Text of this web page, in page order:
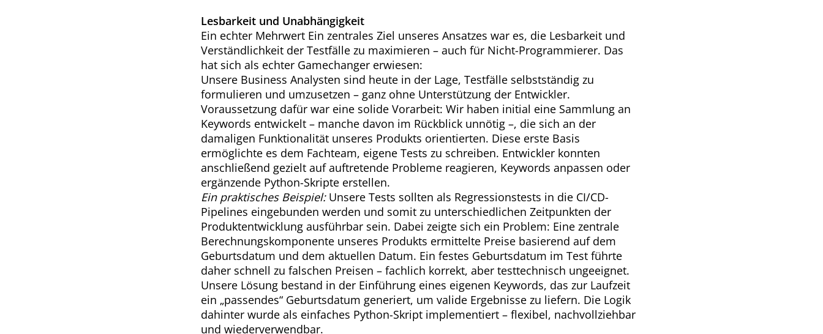
Lesbarkeit und Unabhängigkeit
Ein echter Mehrwert Ein zentrales Ziel unseres Ansatzes war es, die Lesbarkeit und
Verständlichkeit der Testfälle zu maximieren – auch für Nicht-Programmierer. Das
hat sich als echter Gamechanger erwiesen:
Unsere Business Analysten sind heute in der Lage, Testfälle selbstständig zu
formulieren und umzusetzen – ganz ohne Unterstützung der Entwickler.
Voraussetzung dafür war eine solide Vorarbeit: Wir haben initial eine Sammlung an
Keywords entwickelt – manche davon im Rückblick unnötig –, die sich an der
damaligen Funktionalität unseres Produkts orientierten. Diese erste Basis
ermöglichte es dem Fachteam, eigene Tests zu schreiben. Entwickler konnten
anschließend gezielt auf auftretende Probleme reagieren, Keywords anpassen oder
ergänzende Python-Skripte erstellen.
Ein praktisches Beispiel: Unsere Tests sollten als Regressionstests in die CI/CD-
Pipelines eingebunden werden und somit zu unterschiedlichen Zeitpunkten der
Produktentwicklung ausführbar sein. Dabei zeigte sich ein Problem: Eine zentrale
Berechnungskomponente unseres Produkts ermittelte Preise basierend auf dem
Geburtsdatum und dem aktuellen Datum. Ein festes Geburtsdatum im Test führte
daher schnell zu falschen Preisen – fachlich korrekt, aber testtechnisch ungeeignet.
Unsere Lösung bestand in der Einführung eines eigenen Keywords, das zur Laufzeit
ein „passendes“ Geburtsdatum generiert, um valide Ergebnisse zu liefern. Die Logik
dahinter wurde als einfaches Python-Skript implementiert – flexibel, nachvollziehbar
und wiederverwendbar.